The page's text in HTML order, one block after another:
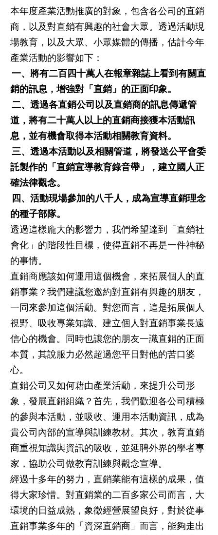
本年度產業活動推廣的對象，包含各公司的直銷
商，以及對直銷有興趣的社會大眾。透過活動現
場教育，以及大眾、小眾媒體的傳播，估計今年
產業活動的影響如下：
一、將有二百四十萬人在報章雜誌上看到有關直
銷的訊息，增強對「直銷」的正面印象。
二、透過各直銷公司以及直銷商的訊息傳遞管
道，將有二十萬人以上的直銷商接獲本活動訊
息，並有機會取得本活動相關教育資料。
三、透過本活動以及相關管道，將發送公平會委
託製作的「直銷宣導教育錄音帶」，建立國人正
確法律觀念。
四、活動現場參加的八千人，成為宣導直銷理念
的種子部隊。
透過這樣龐大的影響力，我們希望達到「直銷社
會化」的階段性目標，使得直銷不再是一件神秘
的事情。
直銷商應該如何運用這個機會，來拓展個人的直
銷事業？我們建議您邀約對直銷有興趣的朋友，
一同來參加這個活動。對您而言，這是拓展個人
視野、吸收專業知識、建立個人對直銷事業長遠
信心的機會。同時也讓您的朋友一識直銷的正面
本質，其說服力必然超過您平日對他的苦口婆
心。
直銷公司又如何藉由產業活動，來提升公司形
象，發展直銷組織？首先，我們歡迎各公司積極
的參與本活動，並吸收、運用本活動資訊，成為
貴公司內部的宣導與訓練教材。其次，教育直銷
商重視知識與資訊的吸收，並延聘外界的學者專
家，協助公司做教育訓練與觀念宣導。
經過十多年的努力，直銷業能有這樣的成果，值
得大家珍惜。對直銷業的二百多家公司而言，大
環境的日益成熟，象徵經營展望良好，對於從事
直銷事業多年的「資深直銷商」而言，能夠走出